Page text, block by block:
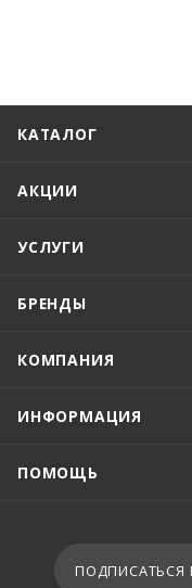
КАТАЛОГ
АКЦИИ
УСЛУГИ
БРЕНДЫ
КОМПАНИЯ
ИНФОРМАЦИЯ
ПОМОЩЬ
ПОДПИСАТЬСЯ